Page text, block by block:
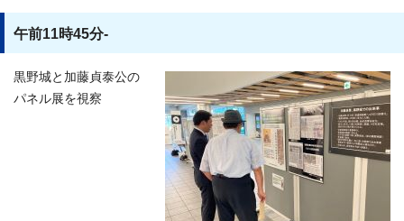
午前11時45分-
黒野城と加藤貞泰公の
パネル展を視察